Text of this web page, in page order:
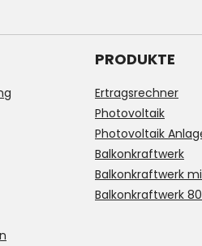
PRODUKTE
Ertragsrechner
Photovoltaik
Photovoltaik
Balkonkraftwerk
Balkonkraftwerk
Balkonkraftwerk